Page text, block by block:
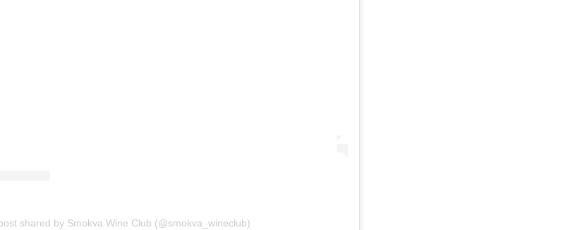
shared by Smokva Wine Club (@smokva_wineclub)